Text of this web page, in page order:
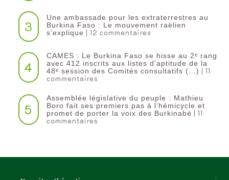
3
Une ambassade pour les extraterrestres au
Burkina Faso : Le mouvement raëlien
s’explique | 12 commentaires
4
CAMES : Le Burkina Faso se hisse au 2ᵉ rang
avec 412 inscrits aux listes d’aptitude de la
48ᵉ session des Comités consultatifs (…) | 11
commentaires
5
Assemblée législative du peuple : Mathieu
Boro fait ses premiers pas à l’hémicycle et
promet de porter la voix des Burkinabè | 11
commentaires